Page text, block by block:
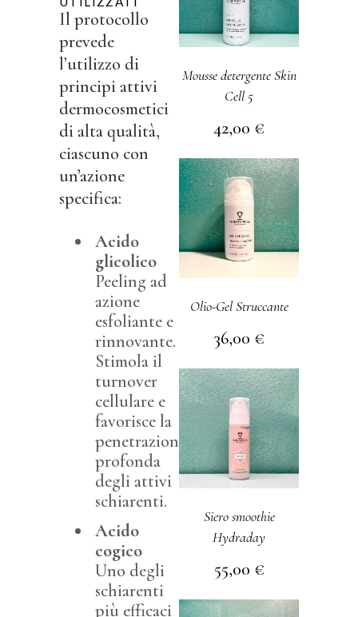
Il protocollo
prevede
l’utilizzo di
principi attivi
dermocosmetici
di alta qualità,
ciascuno con
un’azione
specifica:
Acido
glicolico
Peeling ad
azione
esfoliante e
rinnovante.
Stimola il
turnover
cellulare e
favorisce la
penetrazione
profonda
degli attivi
schiarenti.
Acido
cogico
Uno degli
schiarenti
più efficaci
Mousse detergente Skin
Cell 5
42,00 €
Olio-Gel Struccante
36,00 €
Siero smoothie
Hydraday
55,00 €